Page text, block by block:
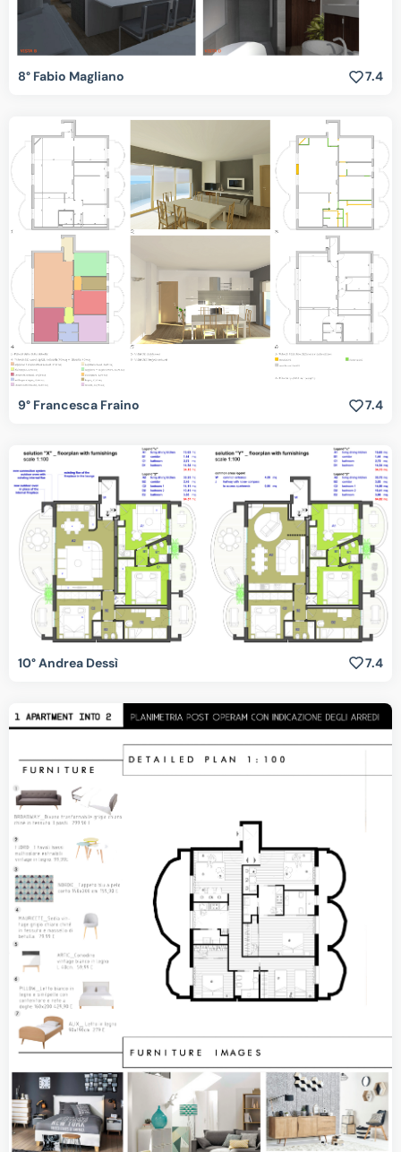
8° Fabio Magliano 7.4
9° Francesca Fraino 7.4
10° Andrea Dessì 7.4